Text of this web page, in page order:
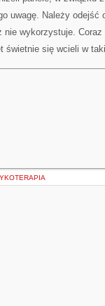
uwagę. Należy odejść
wykorzystuje. Coraz
świetnie się wcieli w